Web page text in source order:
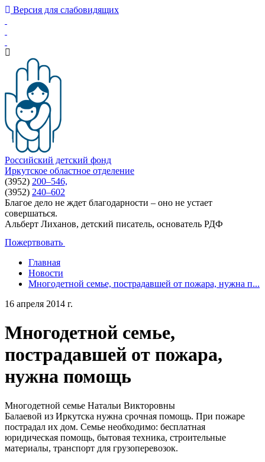
Версия для слабовидящих
Российский детский фонд
Иркутское областное отделение
(3952) 200–546,
(3952) 240–602
Благое дело не ждет благодарности – оно не устает
совершаться.
Альберт Лиханов, детский писатель, основатель РДФ
Пожертвовать
Главная
Новости
Многодетной семье, пострадавшей от пожара, нужна п...
16 апреля 2014 г.
Многодетной семье,
пострадавшей от пожара,
нужна помощь
Многодетной семье Натальи Викторовны
Балаевой из Иркутска нужна срочная помощь. При пожаре
пострадал их дом. Семье необходимо: бесплатная
юридическая помощь, бытовая техника, строительные
материалы, транспорт для грузоперевозок.